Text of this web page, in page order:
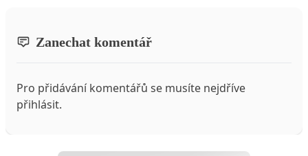
Zanechat komentář
Pro přidávání komentářů se musíte nejdříve
přihlásit.